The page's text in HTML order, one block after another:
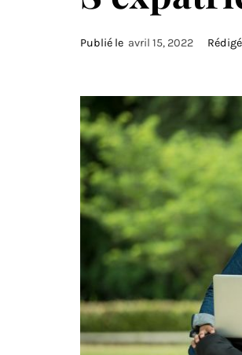
Publié le avril 15, 2022